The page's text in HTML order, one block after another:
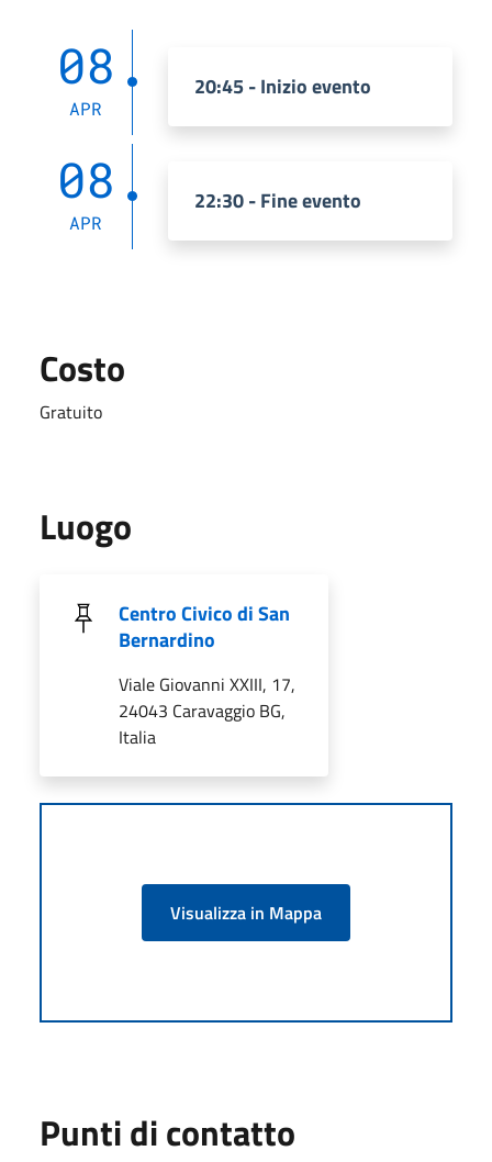
08
APR
20:45 - Inizio evento
08
APR
22:30 - Fine evento
Costo
Gratuito
Luogo
Centro Civico di San
Bernardino
Viale Giovanni XXIII, 17,
24043 Caravaggio BG,
Italia
Visualizza in Mappa
Punti di contatto